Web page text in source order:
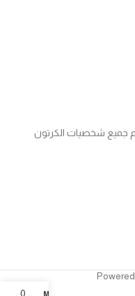
جميع شخصيات الكرتون
0 My account